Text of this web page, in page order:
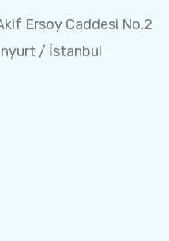
Ersoy Caddesi No.2
/ İstanbul